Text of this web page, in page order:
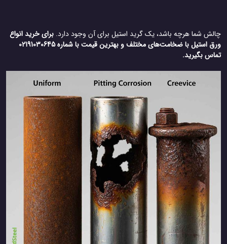
شما هرچه باشد، یک گرید استیل برای آن وجود دارد.برای خرید انواع
ورق استیل با ضخامت‌های مختلف و بهترین قیمت با شماره 02191030645
بگیرید.